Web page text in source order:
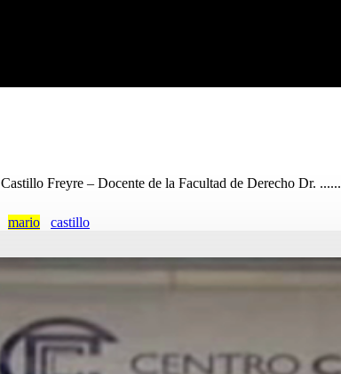
Castillo Freyre – Docente de la Facultad de Derecho Dr. ......
mario castillo